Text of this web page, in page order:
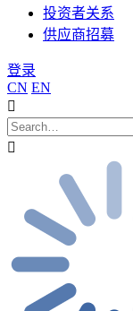
投资者关系
供应商招募
登录
CN EN